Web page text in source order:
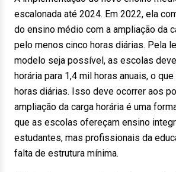
escalonada até 2024. Em 2022, ela
do ensino médio com a ampliação da
pelo menos cinco horas diárias. Pela
modelo seja possível, as escolas
horária para 1,4 mil horas anuais, o
horas diárias. Isso deve ocorrer aos
ampliação da carga horária é uma
que as escolas ofereçam ensino
estudantes, mas profissionais da
falta de estrutura mínima.